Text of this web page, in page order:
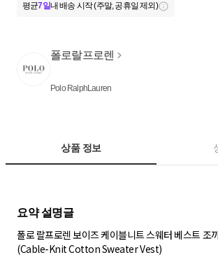
평균7일내 배송 시작 (주말, 공휴일 제외)
폴로랄프로렌
Polo RalphLauren
상품 정보
요약 설명글
폴로 랄프로렌 보이즈 케이블니트 스웨터 베스트 조끼
(Cable-Knit Cotton Sweater Vest)